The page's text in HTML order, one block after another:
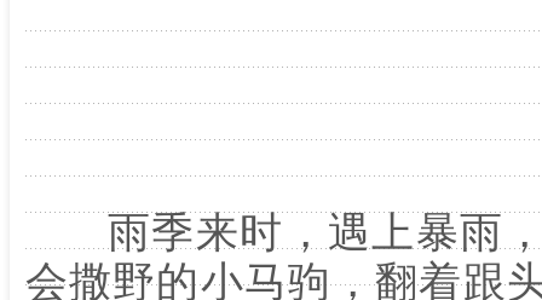
雨季来时，遇上暴雨，
会撒野的小马驹，翻着跟